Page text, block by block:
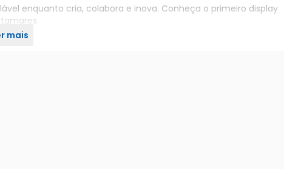
enquanto cria, colabora e inova. Conheça o primeiro display
mais